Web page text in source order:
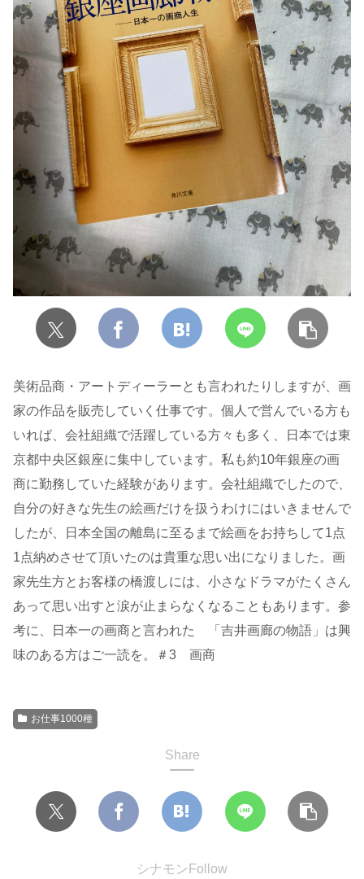
美術品商・アートディーラーとも言われたりしますが、画
家の作品を販売していく仕事です。個人で営んでいる方も
いれば、会社組織で活躍している方々も多く、日本では東
京都中央区銀座に集中しています。私も約10年銀座の画
商に勤務していた経験があります。会社組織でしたので、
自分の好きな先生の絵画だけを扱うわけにはいきませんで
したが、日本全国の離島に至るまで絵画をお持ちして1点
1点納めさせて頂いたのは貴重な思い出になりました。画
家先生方とお客様の橋渡しには、小さなドラマがたくさん
あって思い出すと涙が止まらなくなることもあります。参
考に、日本一の画商と言われた 「吉井画廊の物語」は興
味のある方はご一読を。＃3 画商
お仕事1000種
Share
シナモンFollow